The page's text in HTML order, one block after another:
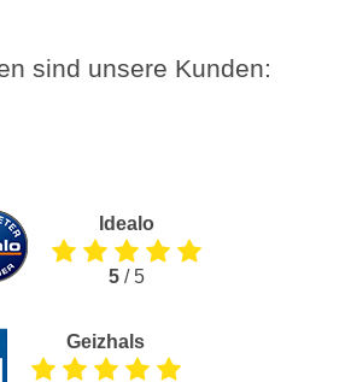
sind unsere Kunden:
Idealo
5/ 5
Geizhals